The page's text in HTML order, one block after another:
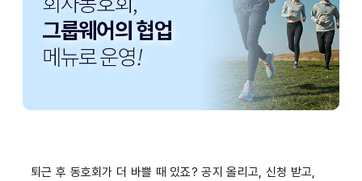
퇴근 후 동호회가 더 바쁠 때 있죠? 공지 올리고, 신청 받고,